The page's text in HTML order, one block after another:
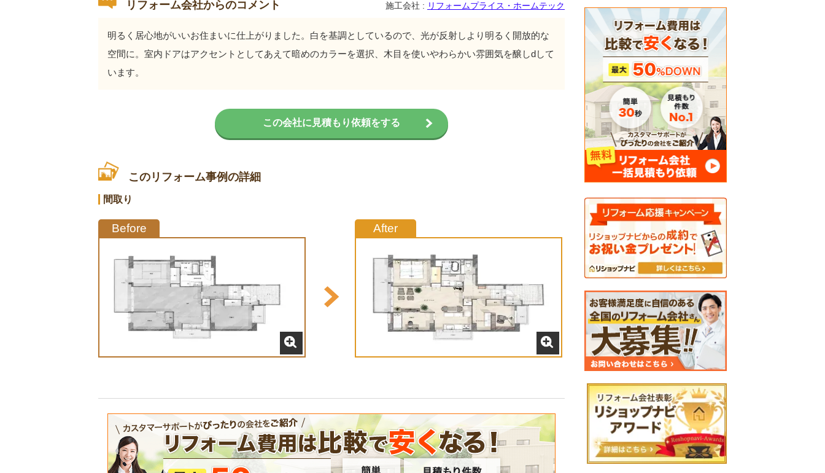
リフォーム会社からのコメント 施工会社 : リフォームプライス・ホームテック
明るく居心地がいいお住まいに仕上がりました。白を基調としているので、光が反射しより明るく開放的な
空間に。室内ドアはアクセントとしてあえて暗めのカラーを選択、木目を使いやわらかい雰囲気を醸しdして
います。
この会社に見積もり依頼をする
このリフォーム事例の詳細
間取り